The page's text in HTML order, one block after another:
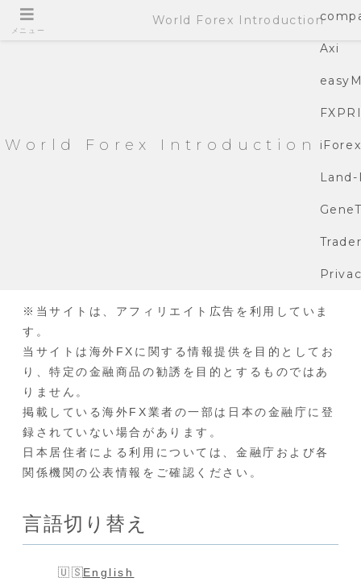
World Forex Introduction
Axi
iForex
Land-
※当サイトは、アフィリエイト広告を利用していま
す。
当サイトは海外FXに関する情報提供を目的としてお
り、特定の金融商品の勧誘を目的とするものではあ
りません。
掲載している海外FX業者の一部は日本の金融庁に登
録されていない場合があります。
日本居住者による利用については、金融庁および各
関係機関の公表情報をご確認ください。
言語切り替え
English
メニュー
World Forex Introduction